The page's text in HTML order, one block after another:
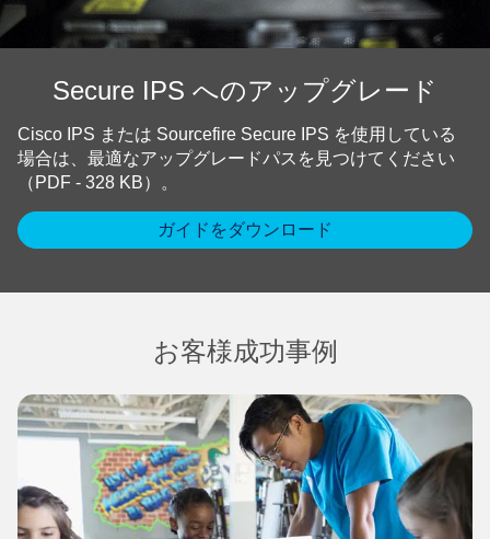
Secure IPS へのアップグレード
Cisco IPS または Sourcefire Secure IPS を使用している
場合は、最適なアップグレードパスを見つけてください
（PDF - 328 KB）。
ガイドをダウンロード
お客様成功事例